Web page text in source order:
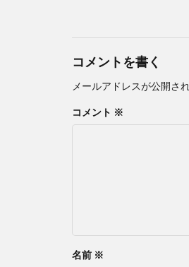
コメントを書く
メールアドレスが公開さ
コメント ※
名前 ※